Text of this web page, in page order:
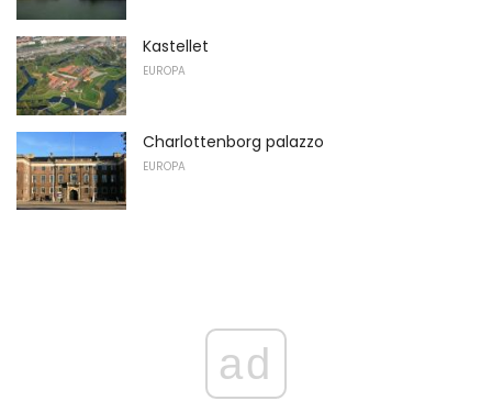
Kastellet
EUROPA
Charlottenborg palazzo
EUROPA
ad